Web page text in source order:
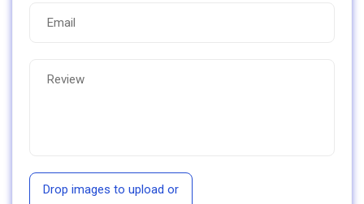
Drop images to upload or